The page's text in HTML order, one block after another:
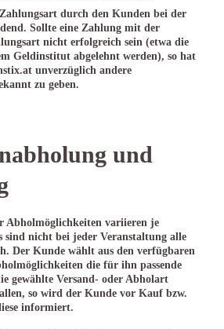
durch den Kunden bei der
Sollte eine Zahlung mit der
nicht erfolgreich sein (etwa die
Geldinstitut abgelehnt werden), so hat
unverzüglich andere
zu geben.
und
Abholmöglichkeiten variieren je
sind nicht bei jeder Veranstaltung alle
Der Kunde wählt aus den verfügbaren
die für ihn passende
gewählte Versand- oder Abholart
so wird der Kunde vor Kauf bzw.
informiert.